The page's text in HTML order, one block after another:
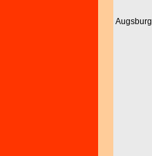
Augsburg